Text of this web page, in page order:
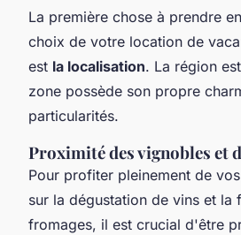
La première chose à prendre
choix de votre location de
est la localisation. La région
zone possède son propre
particularités.
Proximité des vignobles et
Pour profiter pleinement de
sur la dégustation de vins et la
fromages, il est crucial d'être